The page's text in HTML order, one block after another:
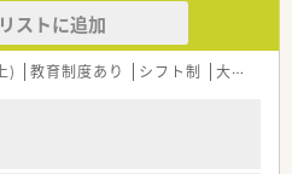
ストに追加
) 教育制度あり シフト制 大手チェーン以外